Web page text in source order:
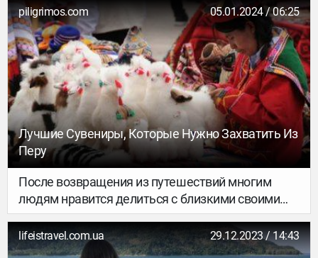
так и ночью. Своей популярностью у
отдыхающих они обязаны прекрасным
песчаным пляжам и комфортабельным отелям,
работающим по системе «все включено».
Болгария сама по себе является популярной
страной для отдыха в 2023 году благодаря своим
привлекательным предложениям по выгодным
ценам.
piligrimos.com 05.01.2024 / 06:25
Лучшие Сувениры, Которые Нужно Захватить Из
Перу
После возвращения из путешествий многим
людям нравится делиться с близкими своими
впечатлениями, рассматривать фотографии и
ещё раз проживать эмоции, держа в руках
сувениры.
lifeistravel.com.ua 29.12.2023 / 14:43